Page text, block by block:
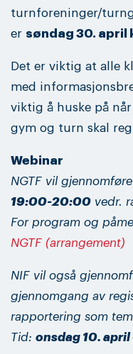
turnforeninger/
er søndag 30. april
Det er viktig at alle
med
viktig å huske på
gym og turn skal
Webinar
NGTF vil
19:00-20:00 vedr.
For program og
NGTF (arrangement)
NIF vil også
gjennomgang av
rapportering som
Tid: onsdag 10.